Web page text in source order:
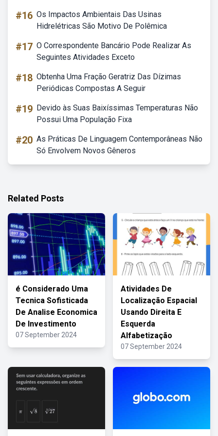
#16 Os Impactos Ambientais Das Usinas
Hidrelétricas São Motivo De Polêmica
#17 O Correspondente Bancário Pode Realizar As
Seguintes Atividades Exceto
#18 Obtenha Uma Fração Geratriz Das Dízimas
Periódicas Compostas A Seguir
#19 Devido às Suas Baixíssimas Temperaturas Não
Possui Uma População Fixa
#20 As Práticas De Linguagem Contemporâneas Não
Só Envolvem Novos Gêneros
Related Posts
é Considerado Uma
Tecnica Sofisticada
De Analise Economica
De Investimento
07 September 2024
Atividades De
Localização Espacial
Usando Direita E
Esquerda
Alfabetização
07 September 2024